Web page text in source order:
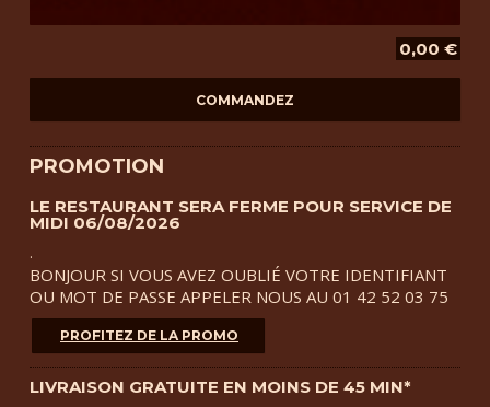
0,00 €
PROMOTION
LE RESTAURANT SERA FERME POUR SERVICE DE
MIDI 06/08/2026
.
BONJOUR SI VOUS AVEZ OUBLIÉ VOTRE IDENTIFIANT
OU MOT DE PASSE APPELER NOUS AU 01 42 52 03 75
PROFITEZ DE LA PROMO
LIVRAISON GRATUITE EN MOINS DE 45 MIN*